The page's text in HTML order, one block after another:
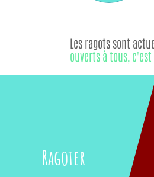
Ragoter
Les ragots sont
ouverts à tous,